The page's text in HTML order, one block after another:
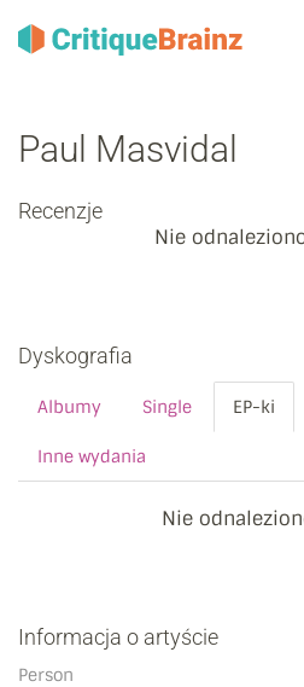
Paul Masvidal
Recenzje
Nie
Dyskografia
Albumy Single EP-ki
Inne wydania
Nie
Informacja o artyście
Person